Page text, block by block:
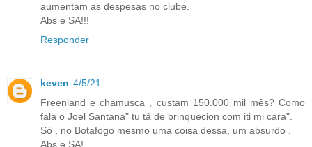
aumentam as despesas no clube.
Abs e SA!!!
Responder
keven 4/5/21
Freenland e chamusca , custam 150.000 mil mês? Como
fala o Joel Santana" tu tá de brinquecion com iti mi cara".
Só , no Botafogo mesmo uma coisa dessa, um absurdo .
Abs e SA!